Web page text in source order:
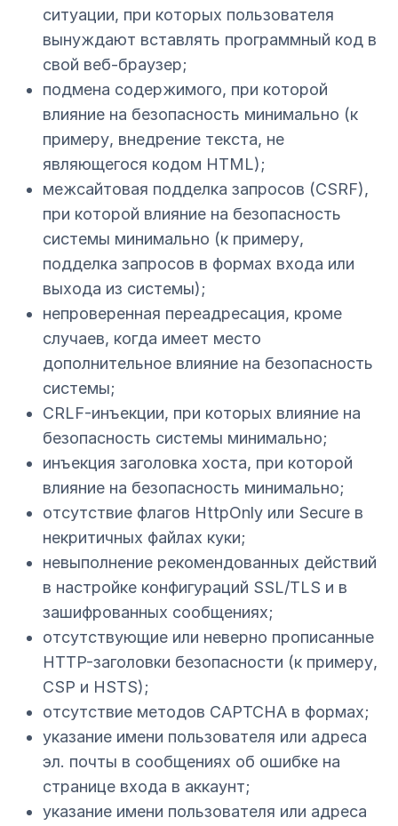
ситуации, при которых пользователя
вынуждают вставлять программный код в
свой веб-браузер;
подмена содержимого, при которой
влияние на безопасность минимально (к
примеру, внедрение текста, не
являющегося кодом HTML);
межсайтовая подделка запросов (CSRF),
при которой влияние на безопасность
системы минимально (к примеру,
подделка запросов в формах входа или
выхода из системы);
непроверенная переадресация, кроме
случаев, когда имеет место
дополнительное влияние на безопасность
системы;
CRLF-инъекции, при которых влияние на
безопасность системы минимально;
инъекция заголовка хоста, при которой
влияние на безопасность минимально;
отсутствие флагов HttpOnly или Secure в
некритичных файлах куки;
невыполнение рекомендованных действий
в настройке конфигураций SSL/TLS и в
зашифрованных сообщениях;
отсутствующие или неверно прописанные
HTTP-заголовки безопасности (к примеру,
CSP и HSTS);
отсутствие методов CAPTCHA в формах;
указание имени пользователя или адреса
эл. почты в сообщениях об ошибке на
странице входа в аккаунт;
указание имени пользователя или адреса